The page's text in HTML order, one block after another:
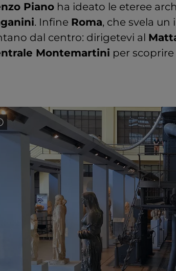
Piano ha ideato le eteree
. Infine Roma, che svela
dal centro: dirigetevi al
Montemartini per